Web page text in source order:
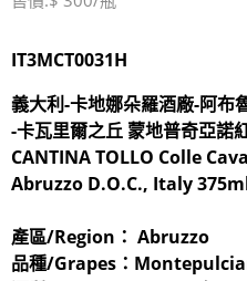
IT3MCT0031H
義大利-卡地娜朵羅酒廠-阿布
-卡瓦里爾之丘 蒙地普奇亞諾
CANTINA TOLLO Colle
Abruzzo D.O.C., Italy
產區/Region： Abruzzo
品種/Grapes：